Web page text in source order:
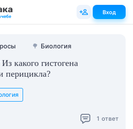
🌳 Биология
какого гистогена
перицикла?
1 ответ
Вход